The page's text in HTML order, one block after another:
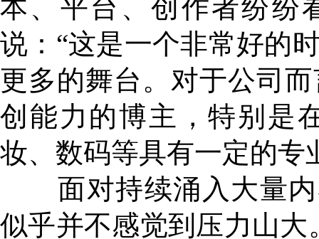
本、平台、创作者纷纷
说：“这是一个非常好的
更多的舞台。对于公司
创能力的博主，特别是
妆、数码等具有一定的专
面对持续涌入大量内
似乎并不感觉到压力山